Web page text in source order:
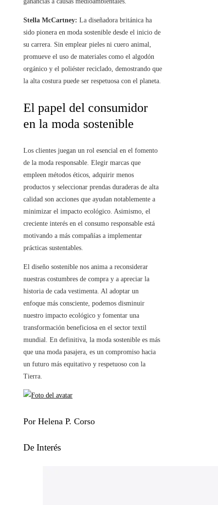
Stella McCartney: La diseñadora británica ha
sido pionera en moda sostenible desde el inicio de
su carrera. Sin emplear pieles ni cuero animal,
promueve el uso de materiales como el algodón
orgánico y el poliéster reciclado, demostrando que
la alta costura puede ser respetuosa con el planeta.
El papel del consumidor
en la moda sostenible
Los clientes juegan un rol esencial en el fomento
de la moda responsable. Elegir marcas que
empleen métodos éticos, adquirir menos
productos y seleccionar prendas duraderas de alta
calidad son acciones que ayudan notablemente a
minimizar el impacto ecológico. Asimismo, el
creciente interés en el consumo responsable está
motivando a más compañías a implementar
prácticas sustentables.
El diseño sostenible nos anima a reconsiderar
nuestras costumbres de compra y a apreciar la
historia de cada vestimenta. Al adoptar un
enfoque más consciente, podemos disminuir
nuestro impacto ecológico y fomentar una
transformación beneficiosa en el sector textil
mundial. En definitiva, la moda sostenible es más
que una moda pasajera, es un compromiso hacia
un futuro más equitativo y respetuoso con la
Tierra.
Por Helena P. Corso
De Interés